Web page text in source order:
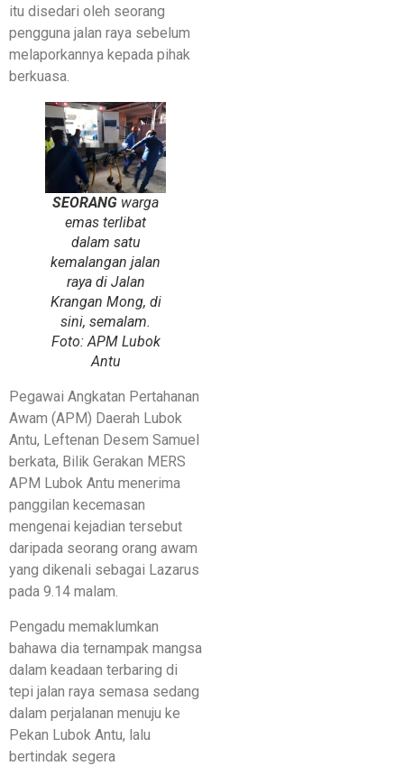
itu disedari oleh seorang
pengguna jalan raya sebelum
melaporkannya kepada pihak
berkuasa.
SEORANG warga
emas terlibat
dalam satu
kemalangan jalan
raya di Jalan
Krangan Mong, di
sini, semalam.
Foto: APM Lubok
Antu
​Pegawai Angkatan Pertahanan
Awam (APM) Daerah Lubok
Antu, Leftenan Desem Samuel
berkata, Bilik Gerakan MERS
APM Lubok Antu menerima
panggilan kecemasan
mengenai kejadian tersebut
daripada seorang orang awam
yang dikenali sebagai Lazarus
pada 9.14 malam.
Pengadu memaklumkan
bahawa dia ternampak mangsa
dalam keadaan terbaring di
tepi jalan raya semasa sedang
dalam perjalanan menuju ke
Pekan Lubok Antu, lalu
bertindak segera